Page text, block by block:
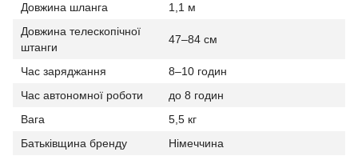
Довжина шланга
1,1 м
Довжина телескопічної
штанги
47–84 см
Час заряджання
8–10 годин
Час автономної роботи
до 8 годин
Вага
5,5 кг
Батьківщина бренду
Німеччина